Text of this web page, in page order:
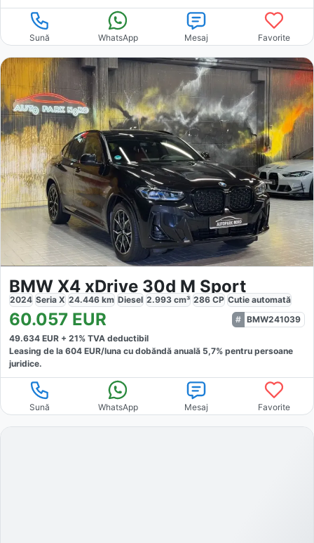
Sună WhatsApp Mesaj Favorite
BMW X4 xDrive 30d M Sport
2024 Seria X 24.446 km Diesel 2.993 cm³ 286 CP Cutie automată
60.057 EUR
BMW241039
49.634 EUR + 21% TVA deductibil
Leasing de la 604 EUR/luna cu dobăndă anuală 5,7% pentru persoane
juridice.
Sună WhatsApp Mesaj Favorite